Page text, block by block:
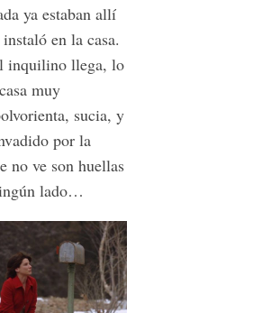
ya estaban allí
en la casa.
inquilino llega, lo
muy
sucia, y
por la
no ve son huellas
lado…